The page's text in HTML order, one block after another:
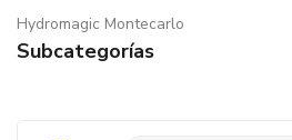
Hydromagic Montecarlo
Subcategorías